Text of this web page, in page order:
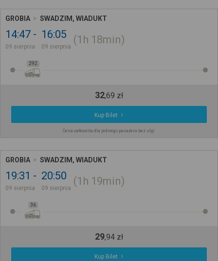
GROBIA SWADZIM, WIADUKT
14:47
09 sierpnia
16:05
09 sierpnia
1h 18min
292
32,69 zł
Kup Bilet
Cena całkowita dla jednego pasażera bez ulgi
GROBIA SWADZIM, WIADUKT
19:31
09 sierpnia
20:50
09 sierpnia
1h 19min
36
29,94 zł
Kup Bilet